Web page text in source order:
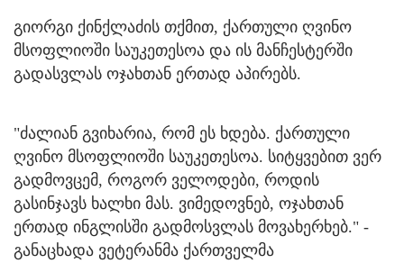
გიორგი ქინქლაძის თქმით, ქართული ღვინო
მსოფლიოში საუკეთესოა და ის მანჩესტერში
გადასვლას ოჯახთან ერთად აპირებს.
"ძალიან გვიხარია, რომ ეს ხდება. ქართული
ღვინო მსოფლიოში საუკეთესოა. სიტყვებით ვერ
გადმოვცემ, როგორ ველოდები, როდის
გასინჯავს ხალხი მას. ვიმედოვნებ, ოჯახთან
ერთად ინგლისში გადმოსვლას მოვახერხებ." -
განაცხადა ვეტერანმა ქართველმა